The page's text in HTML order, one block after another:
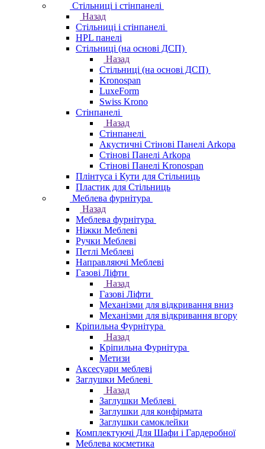
Стільниці і стінпанелі
Назад
Стільниці і стінпанелі
HPL панелі
Стільниці (на основі ДСП)
Назад
Стільниці (на основі ДСП)
Kronospan
LuxeForm
Swiss Krono
Стінпанелі
Назад
Стінпанелі
Акустичні Стінові Панелі Аrkopa
Стінові Панелі Arkopa
Стінові Панелі Kronospan
Плінтуса і Кути для Стільниць
Пластик для Стільниць
Меблева фурнітура
Назад
Меблева фурнітура
Ніжки Меблеві
Ручки Меблеві
Петлі Меблеві
Направляючі Меблеві
Газові Ліфти
Назад
Газові Ліфти
Механізми для відкривання вниз
Механізми для відкривання вгору
Кріпильна Фурнітура
Назад
Кріпильна Фурнітура
Метизи
Аксесуари меблеві
Заглушки Меблеві
Назад
Заглушки Меблеві
Заглушки для конфірмата
Заглушки самоклейки
Комплектуючі Для Шафи і Гардеробної
Меблева косметика